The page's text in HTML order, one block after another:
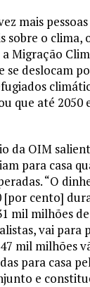
mais
sobre o
Migração
se deslocam
que até 2050
da OIM
para casa
“O
[por cento]
mil milhões
vai para
mil milhões
para casa
e